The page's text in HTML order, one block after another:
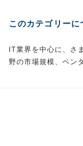
このカテゴリーに
IT業界を中心に、さ
野の市場規模、ベン